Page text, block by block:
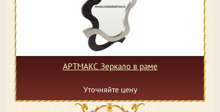
АРТМАКС Зеркало в раме
Уточняйте цену